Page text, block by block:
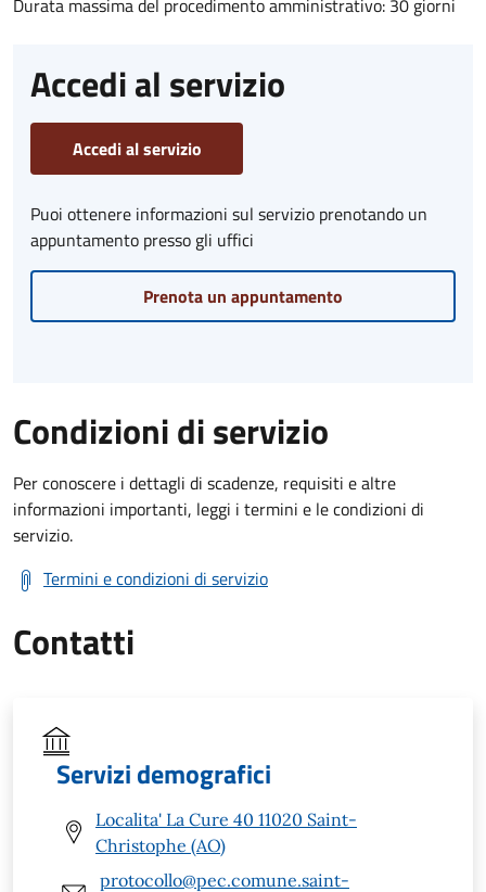
Accedi al servizio
Accedi al servizio
Puoi ottenere informazioni sul servizio prenotando un
appuntamento presso gli uffici
Prenota un appuntamento
Condizioni di servizio
Per conoscere i dettagli di scadenze, requisiti e altre
informazioni importanti, leggi i termini e le condizioni di
servizio.
Termini e condizioni di servizio
Contatti
Servizi demografici
Localita' La Cure 40 11020 Saint-
Christophe (AO)
protocollo@pec.comune.saint-